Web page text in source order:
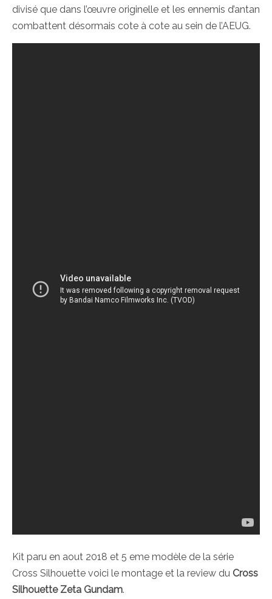
divisé que dans l’œuvre originelle et les ennemis d’antan
combattent désormais cote à cote au sein de l’AEUG.
Kit paru en aout 2018 et 5 eme modèle de la série
Cross Silhouette voici le montage et la review du Cross
Silhouette Zeta Gundam.